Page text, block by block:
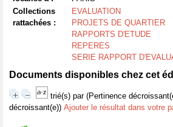
Collections
rattachées :
EVALUATION
PROJETS DE QUARTIER
RAPPORTS D'ETUDE
REPERES
SERIE RAPPORT
Documents disponibles chez cet
trié(s) par (Pertinence
décroissant(e)) Ajouter le résultat dans votre